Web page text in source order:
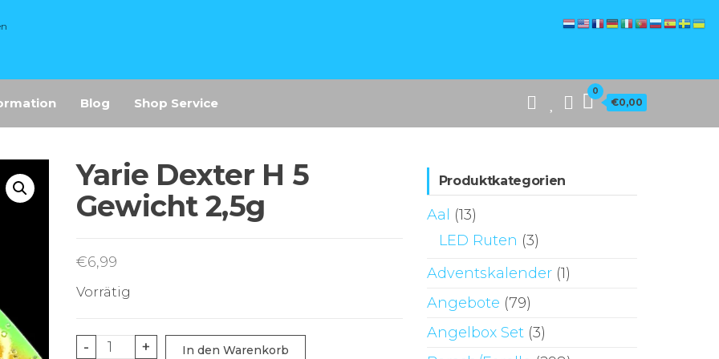
0
€0,00
Blog Shop Service
Yarie Dexter H 5
Gewicht 2,5g
€6,99
Vorrätig
-
Yarie
+ In den Warenkorb
Produktkategorien
Aal
(13)
LED Ruten (3)
Adventskalender (1)
Angebote (79)
Angelbox Set (3)